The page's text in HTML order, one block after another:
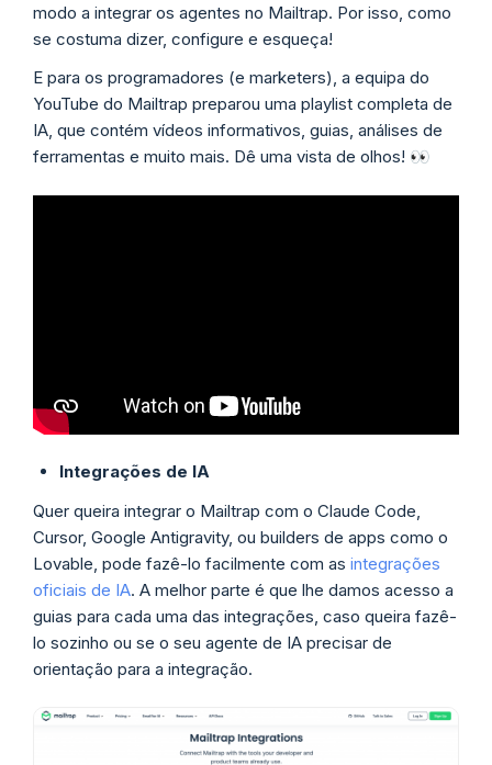
modo a integrar os agentes no Mailtrap. Por isso, como
se costuma dizer, configure e esqueça!
E para os programadores (e marketers), a equipa do
YouTube do Mailtrap preparou uma playlist completa de
IA, que contém vídeos informativos, guias, análises de
ferramentas e muito mais. Dê uma vista de olhos! 👀
Integrações de IA
Quer queira integrar o Mailtrap com o Claude Code,
Cursor, Google Antigravity, ou builders de apps como o
Lovable, pode fazê-lo facilmente com as integrações
oficiais de IA. A melhor parte é que lhe damos acesso a
guias para cada uma das integrações, caso queira fazê-
lo sozinho ou se o seu agente de IA precisar de
orientação para a integração.